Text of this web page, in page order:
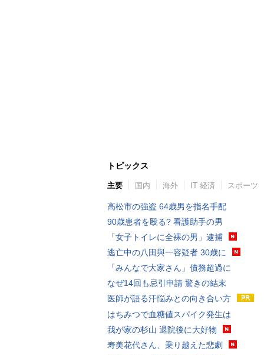
トピックス
主要 国内 海外 IT 経済 スポーツ
高松市の強盗 64歳男を指名手配
90歳患者を殴る? 看護助手の男
「女子トイレに全裸の男」逮捕
逃亡中の八田與一容疑者 30歳に
「みんなで大家さん」債務超過に
なぜ14回も忌引申請 驚きの結末
医師が語る汗悩みとの向き合い方
はちみつで血糖値スパイク発生は
我が家の杉山 退院後に大好物
寿美花代さん、乗り越えた悲劇